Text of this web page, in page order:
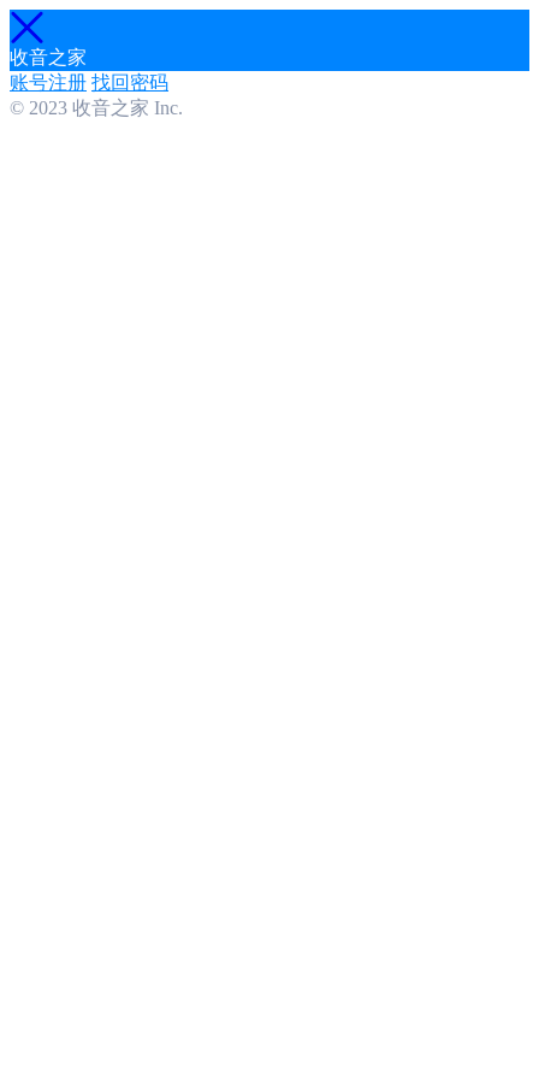
收音之家
账号注册 找回密码
© 2023 收音之家 Inc.